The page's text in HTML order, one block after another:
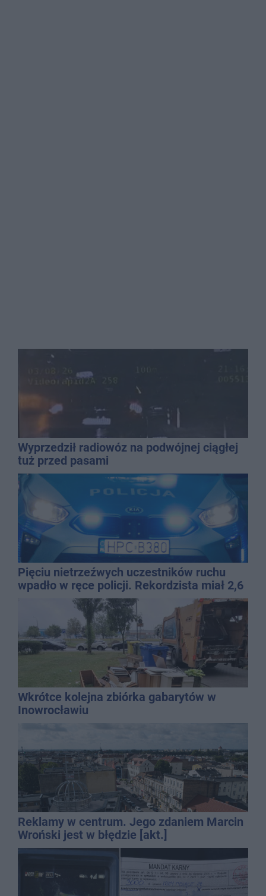
Wyprzedził radiowóz na podwójnej ciągłej
tuż przed pasami
Pięciu nietrzeźwych uczestników ruchu
wpadło w ręce policji. Rekordzista miał 2,6
Wkrótce kolejna zbiórka gabarytów w
Inowrocławiu
Reklamy w centrum. Jego zdaniem Marcin
Wroński jest w błędzie [akt.]